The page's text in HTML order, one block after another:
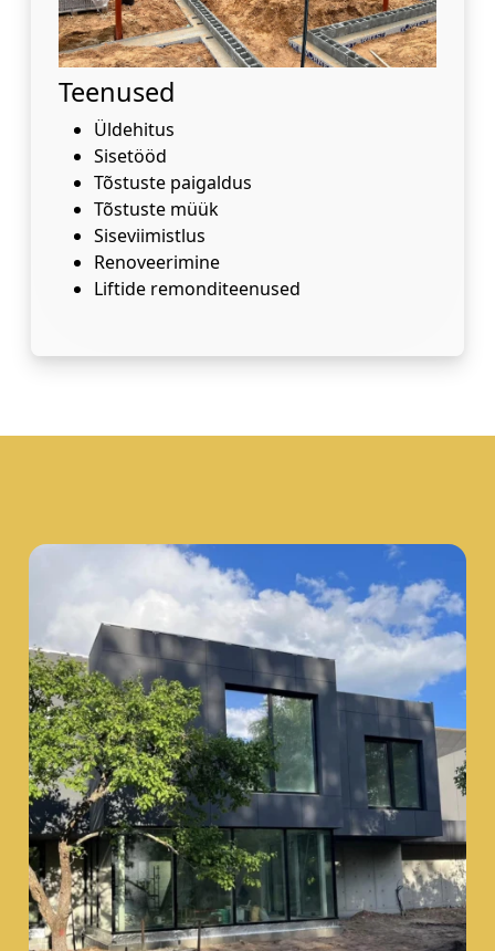
Teenused
Üldehitus
Sisetööd
Tõstuste paigaldus
Tõstuste müük
Siseviimistlus
Renoveerimine
Liftide remonditeenused